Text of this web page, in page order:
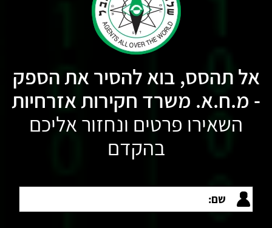
אל תהסס, בוא להסיר את הספק
- מ.ח.א. משרד חקירות אזרחיות
השאירו פרטים ונחזור אליכם
בהקדם
שם: